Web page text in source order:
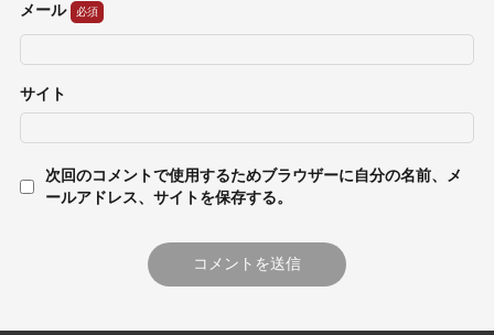
メール
サイト
次回のコメントで使用するためブラウザーに自分の名前、メ
ールアドレス、サイトを保存する。